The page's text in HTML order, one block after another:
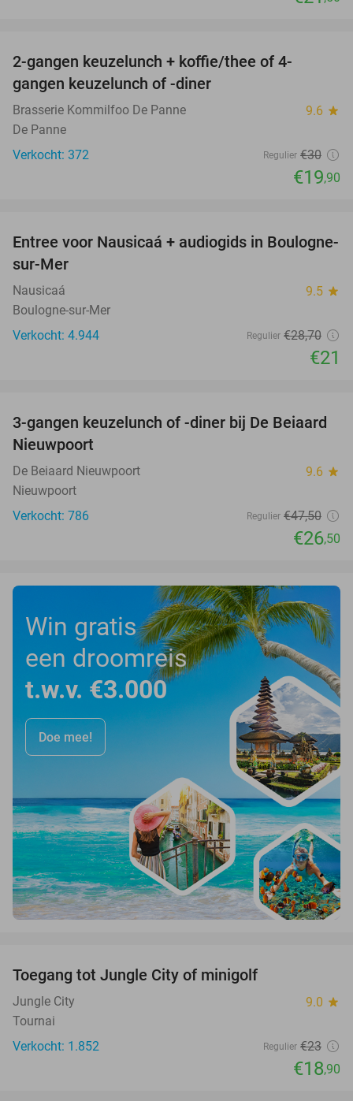
2-gangen keuzelunch + koffie/thee of 4-
gangen keuzelunch of -diner
Brasserie Kommilfoo De Panne 9.6 star
De Panne
Verkocht: 372
Regulier €30
€19,90
27%
Entree voor Nausicaá + audiogids in Boulogne-
sur-Mer
Nausicaá 9.5 star
Boulogne-sur-Mer
Verkocht: 4.944
Regulier €28,70
€21
44%
3-gangen keuzelunch of -diner bij De Beiaard
Nieuwpoort
De Beiaard Nieuwpoort 9.6 star
Nieuwpoort
Verkocht: 786
Regulier €47,50
€26,50
Win gratis
een droomreis
t.w.v. €3.000
Doe mee!
Toegang tot Jungle City of minigolf
Jungle City 9.0 star
Tournai
Verkocht: 1.852
Regulier €23
€18,90